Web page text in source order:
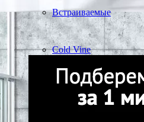
Встраиваемые
Cold Vine